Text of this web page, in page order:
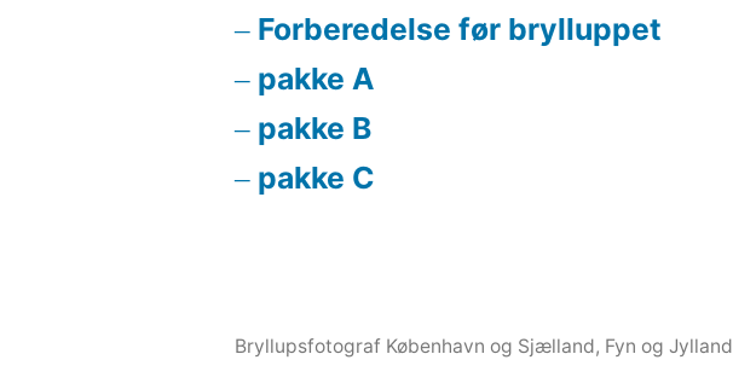
Forberedelse før brylluppet
pakke A
pakke B
pakke C
Bryllupsfotograf København og Sjælland, Fyn og Jylland